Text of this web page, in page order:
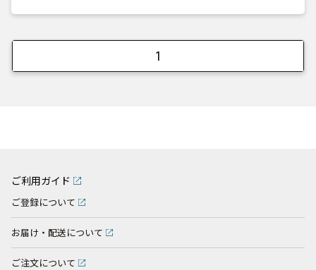
1
ご利用ガイド
ご登録について
お届け・配送について
ご注文について